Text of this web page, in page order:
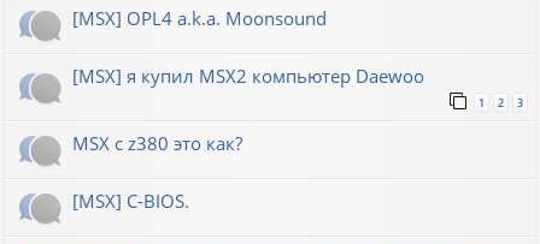
[MSX] OPL4 a.k.a. Moonsound
[MSX] я купил MSX2 компьютер Daewoo
1 2 3
MSX с z380 это как?
[MSX] C-BIOS.